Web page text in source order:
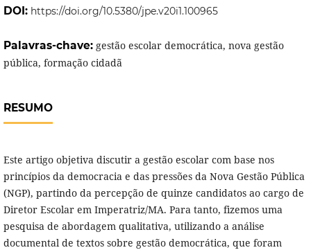
DOI: https://doi.org/10.5380/jpe.v20i1.100965
Palavras-chave: gestão escolar democrática, nova gestão
pública, formação cidadã
RESUMO
Este artigo objetiva discutir a gestão escolar com base nos
princípios da democracia e das pressões da Nova Gestão Pública
(NGP), partindo da percepção de quinze candidatos ao cargo de
Diretor Escolar em Imperatriz/MA. Para tanto, fizemos uma
pesquisa de abordagem qualitativa, utilizando a análise
documental de textos sobre gestão democrática, que foram